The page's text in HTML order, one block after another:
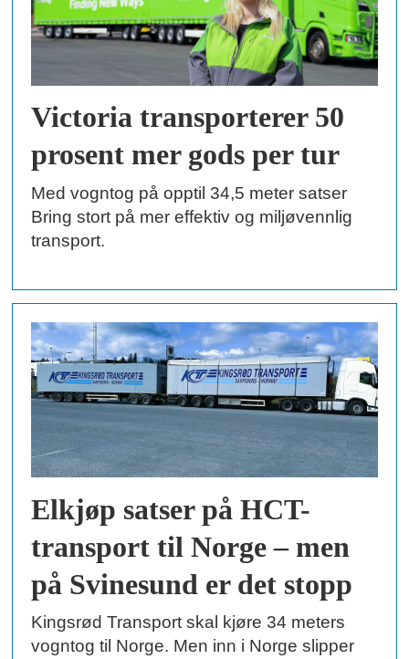
Victoria transporterer 50
prosent mer gods per tur
Med vogntog på opptil 34,5 meter satser
Bring stort på mer effektiv og miljøvennlig
transport.
Elkjøp satser på HCT-
transport til Norge – men
på Svinesund er det stopp
Kingsrød Transport skal kjøre 34 meters
vogntog til Norge. Men inn i Norge slipper